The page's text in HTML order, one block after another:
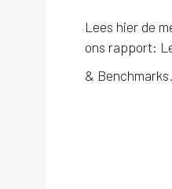
Lees hier de
ons rapport:
& Benchmarks.